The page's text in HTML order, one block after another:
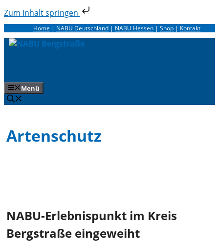
Zum Inhalt springen
Zum
Inhalt
springen
Home | NABU Deutschland | NABU Hessen | Shop | Kontakt
Menü
Artenschutz
NABU-Erlebnispunkt im Kreis
Bergstraße eingeweiht